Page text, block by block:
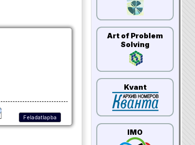
Feladatlapba
Art of Problem
Solving
Kvant
IMO